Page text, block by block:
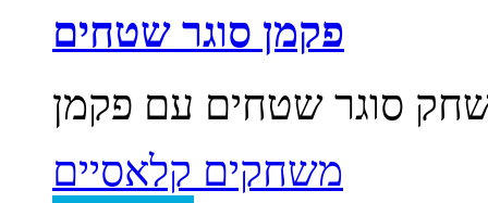
פקמן סוגר שטחים
משחקים קלאסיים